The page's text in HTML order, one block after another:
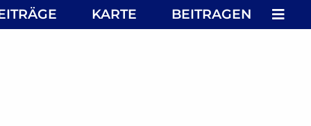
KARTE BEITRAGEN